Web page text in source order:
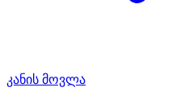
კანის მოვლა